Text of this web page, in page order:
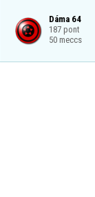
Dáma 64
187 pont
50 meccs